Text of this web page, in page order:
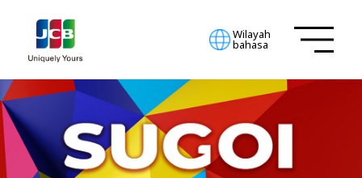
Wilayah
bahasa